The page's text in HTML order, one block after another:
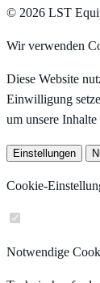
© 2026 LST
Wir verwenden
Diese Website
Einwilligung
um unsere
Einstellungen
Cookie-
Notwendige